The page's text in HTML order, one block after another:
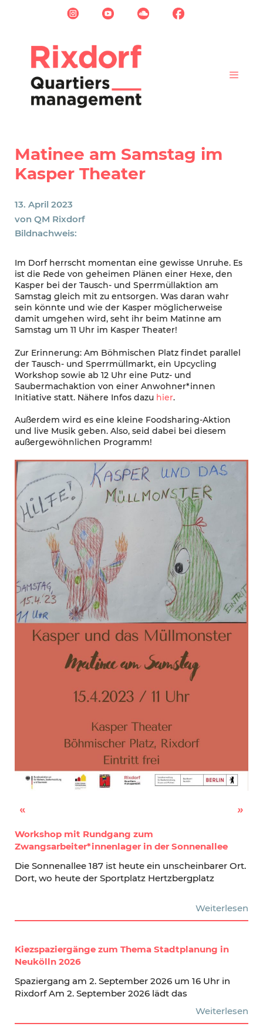
Matinee am Samstag im
Kasper Theater
13. April 2023
von QM Rixdorf
Bildnachweis:
Im Dorf herrscht momentan eine gewisse Unruhe. Es
ist die Rede von geheimen Plänen einer Hexe, den
Kasper bei der Tausch- und Sperrmüllaktion am
Samstag gleich mit zu entsorgen. Was daran wahr
sein könnte und wie der Kasper möglicherweise
damit umgehen wird, seht ihr beim Matinne am
Samstag um 11 Uhr im Kasper Theater!
Zur Erinnerung: Am Böhmischen Platz findet parallel
der Tausch- und Sperrmüllmarkt, ein Upcycling
Workshop sowie ab 12 Uhr eine Putz- und
Saubermachaktion von einer Anwohner*innen
Initiative statt. Nähere Infos dazu hier.
Außerdem wird es eine kleine Foodsharing-Aktion
und live Musik geben. Also, seid dabei bei diesem
außergewöhnlichen Programm!
Workshop mit Rundgang zum
Zwangsarbeiter*innenlager in der Sonnenallee
Die Sonnenallee 187 ist heute ein unscheinbarer Ort.
Dort, wo heute der Sportplatz Hertzbergplatz
Weiterlesen
Kiezspaziergänge zum Thema Stadtplanung in
Neukölln 2026
Spaziergang am 2. September 2026 um 16 Uhr in
Rixdorf Am 2. September 2026 lädt das
Weiterlesen